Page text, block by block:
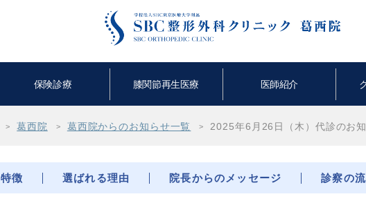
保険診療 膝関節再生医療 医師紹介
葛西院 葛西院からのお知らせ一覧 2025年6月26日（木）代診のお
特徴 選ばれる理由 院長からのメッセージ 診察の